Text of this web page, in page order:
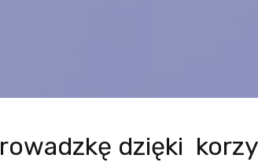
dzięki